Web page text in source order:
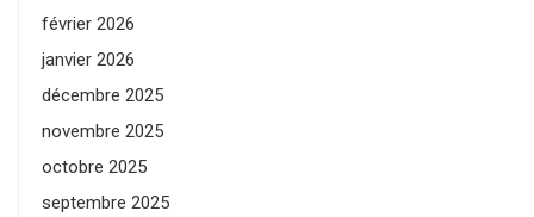
février 2026
janvier 2026
décembre 2025
novembre 2025
octobre 2025
septembre 2025